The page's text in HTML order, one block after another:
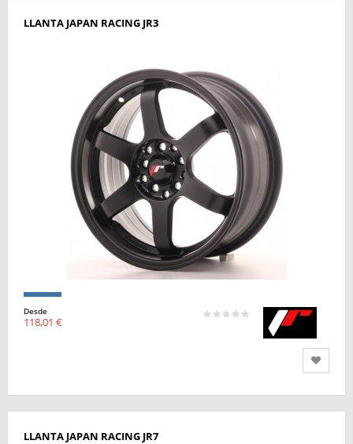
LLANTA JAPAN RACING JR3
Desde
118,01 €
LLANTA JAPAN RACING JR7